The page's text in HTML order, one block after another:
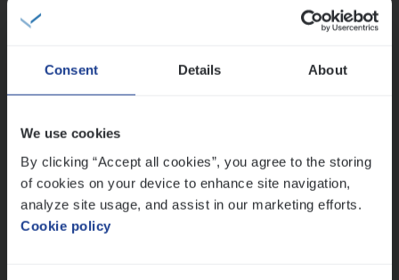
Consent Details About
We use cookies
By clicking “Accept all cookies”, you agree to the storing
of cookies on your device to enhance site navigation,
analyze site usage, and assist in our marketing efforts.
Cookie policy
Insurance Operations
Antwerpen
Busi­ness Mana­ger Mari­ne Cargo
People Management, Sales Management
Antwerpen